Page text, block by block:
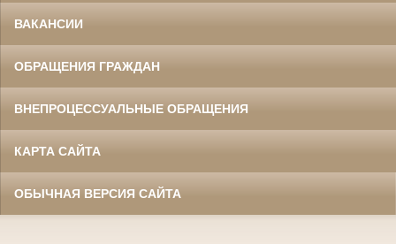
ВАКАНСИИ
ОБРАЩЕНИЯ ГРАЖДАН
ВНЕПРОЦЕССУАЛЬНЫЕ ОБРАЩЕНИЯ
КАРТА САЙТА
ОБЫЧНАЯ ВЕРСИЯ САЙТА